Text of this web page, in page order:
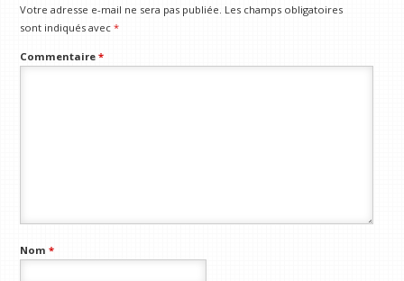
Votre adresse e-mail ne sera pas publiée. Les champs obligatoires
sont indiqués avec*
Commentaire*
Nom*